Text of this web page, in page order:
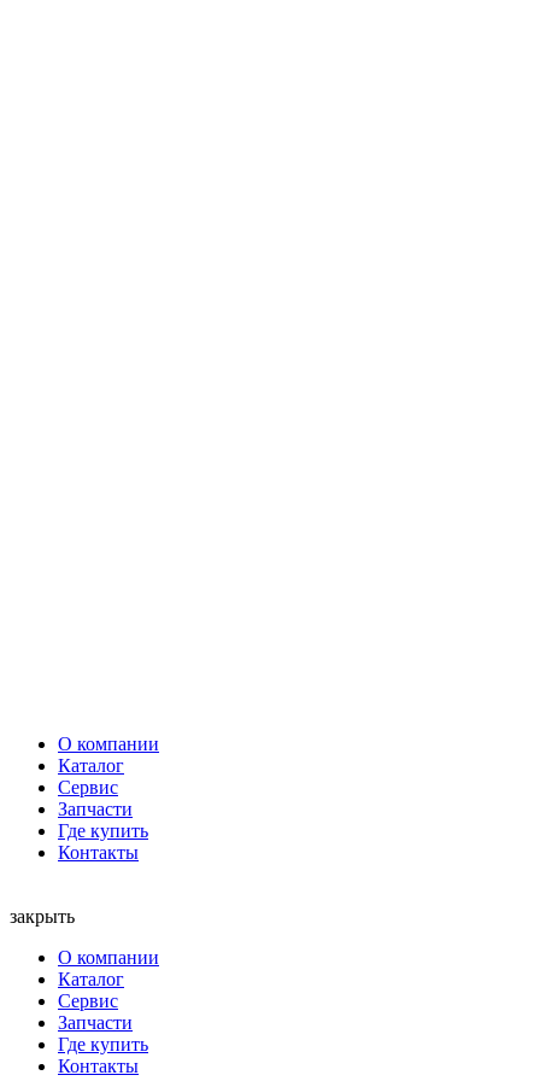
О компании
Каталог
Сервис
Запчасти
Где купить
Контакты
закрыть
О компании
Каталог
Сервис
Запчасти
Где купить
Контакты